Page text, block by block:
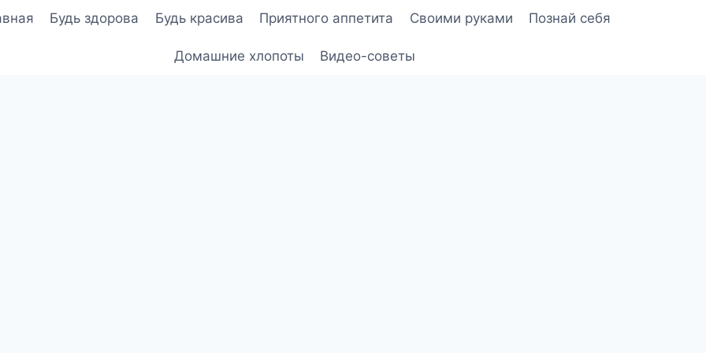
Будь здорова Будь красива Приятного аппетита Своими руками Познай себя
Домашние хлопоты Видео-советы